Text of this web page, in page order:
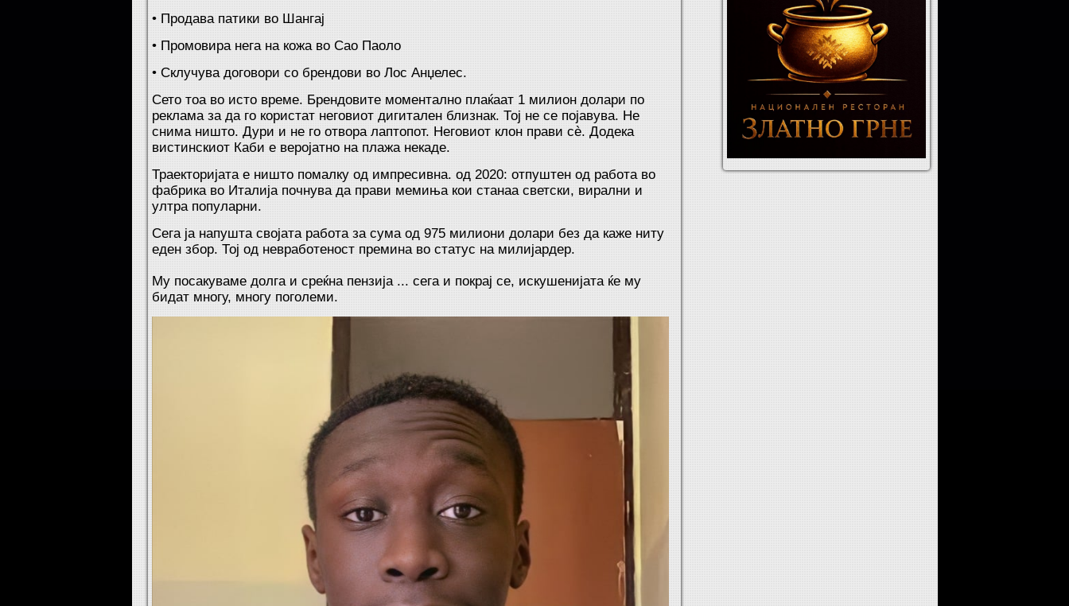
• Продава патики во Шангај
• Промовира нега на кожа во Сао Паоло
• Склучува договори со брендови во Лос Анџелес.
Сето тоа во исто време. Брендовите моментално плаќаат 1 милион долари по
реклама за да го користат неговиот дигитален близнак. Тој не се појавува. Не
снима ништо. Дури и не го отвора лаптопот. Неговиот клон прави сè. Додека
вистинскиот Каби е веројатно на плажа некаде.
Траекторијата е ништо помалку од импресивна. од 2020: отпуштен од работа во
фабрика во Италија почнува да прави мемиња кои станаа светски, вирални и
ултра популарни.
Сега ја напушта својата работа за сума од 975 милиони долари без да каже ниту
еден збор. Тој од невработеност премина во статус на милијардер.
Му посакуваме долга и среќна пензија ... сега и покрај се, искушенијата ќе му
бидат многу, многу поголеми.